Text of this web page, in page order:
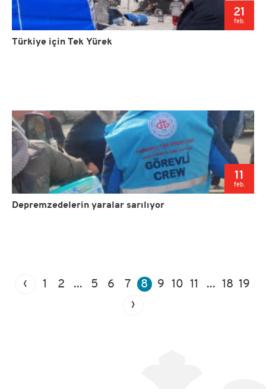
21
feb.
Türkiye için Tek Yürek
11
feb.
Depremzedelerin yaralar sarılıyor
‹ 1 2 ... 5 6 7 8 9 10 11 ... 18 19
›